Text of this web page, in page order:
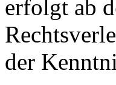
erfolgt ab
der